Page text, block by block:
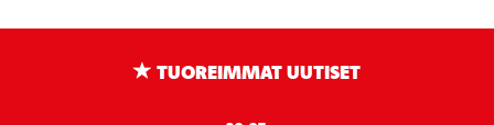
TUOREIMMAT UUTISET